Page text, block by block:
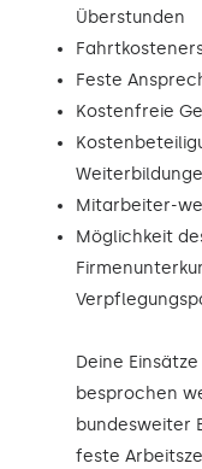
Überstunden
Feste
Kostenfreie
Mitarbeiter-
Möglichkeit
Deine
besprochen
bundesweiter
feste